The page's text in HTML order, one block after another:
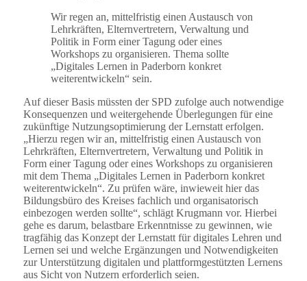
Wir regen an, mittelfristig einen Austausch von
Lehrkräften, Elternvertretern, Verwaltung und
Politik in Form einer Tagung oder eines
Workshops zu organisieren. Thema sollte
„Digitales Lernen in Paderborn konkret
weiterentwickeln“ sein.
Auf dieser Basis müssten der SPD zufolge auch notwendige
Konsequenzen und weitergehende Überlegungen für eine
zukünftige Nutzungsoptimierung der Lernstatt erfolgen.
„Hierzu regen wir an, mittelfristig einen Austausch von
Lehrkräften, Elternvertretern, Verwaltung und Politik in
Form einer Tagung oder eines Workshops zu organisieren
mit dem Thema „Digitales Lernen in Paderborn konkret
weiterentwickeln“. Zu prüfen wäre, inwieweit hier das
Bildungsbüro des Kreises fachlich und organisatorisch
einbezogen werden sollte“, schlägt Krugmann vor. Hierbei
gehe es darum, belastbare Erkenntnisse zu gewinnen, wie
tragfähig das Konzept der Lernstatt für digitales Lehren und
Lernen sei und welche Ergänzungen und Notwendigkeiten
zur Unterstützung digitalen und plattformgestützten Lernens
aus Sicht von Nutzern erforderlich seien.